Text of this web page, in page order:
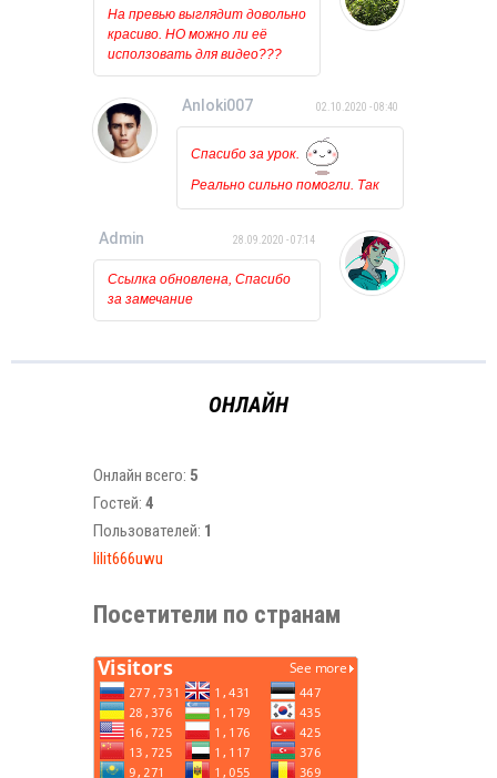
На превью выглядит довольно
красиво. НО можно ли её
исползовать для видео???
Anloki007 02.10.2020 - 08:40
Спасибо за урок.
Реально сильно помогли. Так
Admin 28.09.2020 - 07:14
Ссылка обновлена, Спасибо
за замечание
ОНЛАЙН
Онлайн всего: 5
Гостей: 4
Пользователей: 1
lilit666uwu
Посетители по странам